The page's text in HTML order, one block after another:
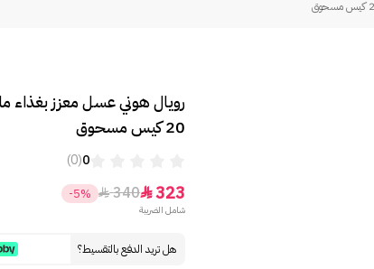
رويال هوني عسل معزز بغذاء
20 كيس مسحوق
0
(0)
323

340

-5%
شامل الضريبة
هل تريد الدفع بالتقسيط؟